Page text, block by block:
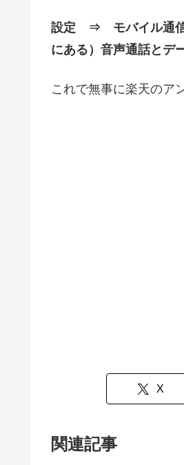
設定 ⇒ モバイル通
にある）音声通話と
これで無事に楽天のア
X
関連記事